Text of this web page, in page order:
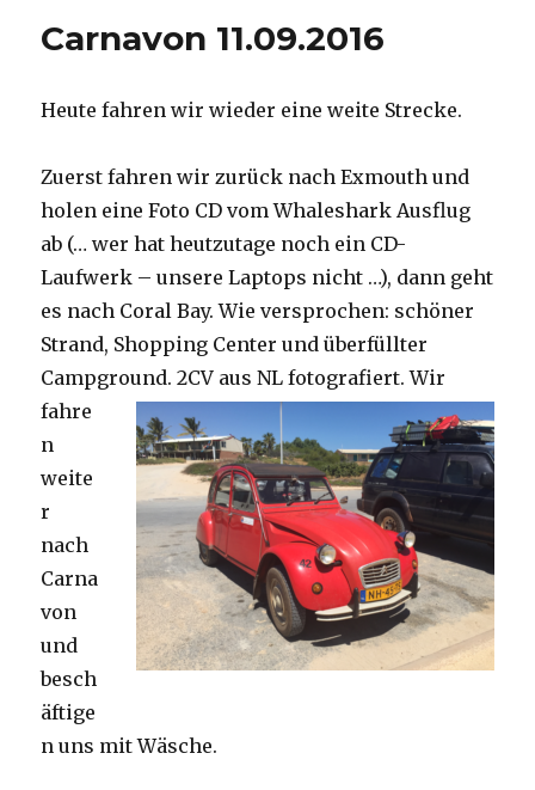
Carnavon 11.09.2016
Heute fahren wir wieder eine weite Strecke.
Zuerst fahren wir zurück nach Exmouth und
holen eine Foto CD vom Whaleshark Ausflug
ab (… wer hat heutzutage noch ein CD-
Laufwerk – unsere Laptops nicht …), dann geht
es nach Coral Bay. Wie versprochen: schöner
Strand, Shopping Center und überfüllter
Campground.2CV aus NL fotografiert. Wir
fahre
n
weite
r
nach
Carna
von
und
besch
äftige
n uns mit Wäsche.